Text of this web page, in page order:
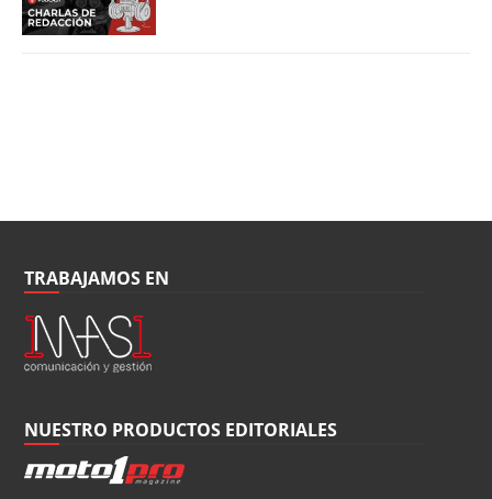
TRABAJAMOS EN
NUESTRO PRODUCTOS EDITORIALES